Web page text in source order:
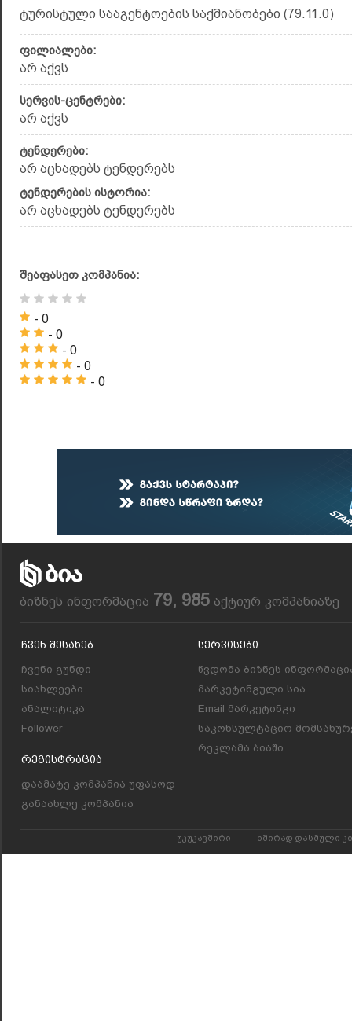
ტურისტული სააგენტოების საქმიანობები (79.11.0)
ფილიალები:
არ აქვს
სერვის-ცენტრები:
არ აქვს
ტენდერები:
არ აცხადებს ტენდერებს
ტენდერების ისტორია:
არ აცხადებს ტენდერებს
შეაფასეთ კომპანია:
- 0
- 0
- 0
- 0
- 0
ბიზნეს ინფორმაცია 79, 985 აქტიურ კომპანიაზე
Ჩვენ Შესახებ
ჩვენი გუნდი
სიახლეები
ანალიტიკა
Follower
Რეგისტრაცია
დაამატე კომპანია უფასოდ
განაახლე კომპანია
Სერვისები
წვდომა ბიზნეს
მარკეტინგული სია
Email მარკეტინგი
საკონსულტაციო
რეკლამა ბიაში
უკუკავშირი ხშირად დასმული